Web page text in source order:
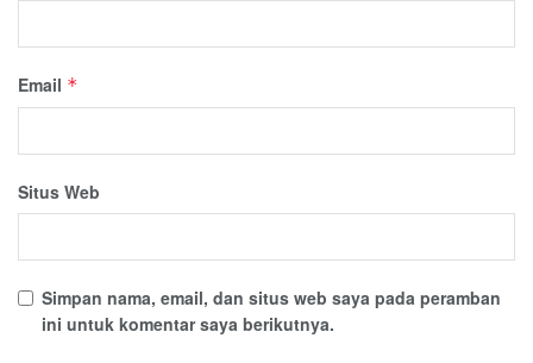
Email *
Situs Web
Simpan nama, email, dan situs web saya pada peramban
ini untuk komentar saya berikutnya.